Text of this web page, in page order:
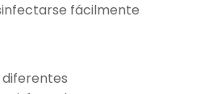
fácilmente
diferentes